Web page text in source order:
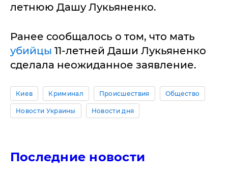
летнюю Дашу Лукьяненко.
Ранее сообщалось о том, что мать
убийцы 11-летней Даши Лукьяненко
сделала неожиданное заявление.
Киев Криминал Происшествия Общество
Новости Украины Новости дня
Последние новости